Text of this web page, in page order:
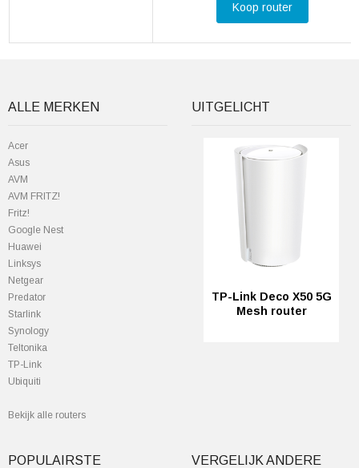
Koop router
ALLE MERKEN
Acer
Asus
AVM
AVM FRITZ!
Fritz!
Google Nest
Huawei
Linksys
Netgear
Predator
StarIink
Synology
Teltonika
TP-Link
Ubiquiti
Bekijk alle routers
UITGELICHT
TP-Link Deco X50 5G
Mesh router
POPULAIRSTE
VERGELIJK ANDERE